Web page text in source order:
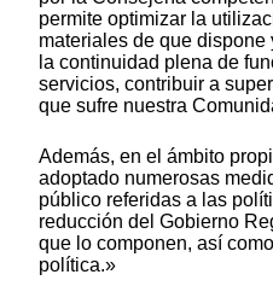
permite optimizar la
materiales de que
la continuidad plena de
servicios, contribuir a
que sufre nuestra
Además, en el ámbito
adoptado numerosas
público referidas a las
reducción del Gobierno
que lo componen, así
política.»